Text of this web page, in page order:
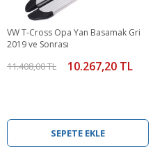
VW T-Cross Opa Yan Basamak Gri
2019 ve Sonrası
11.408,00 TL 10.267,20 TL
SEPETE EKLE